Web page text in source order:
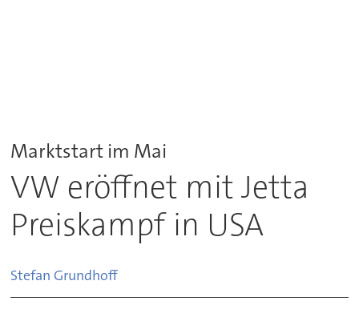
Marktstart im Mai
VW eröffnet mit Jetta
Preiskampf in USA
Stefan Grundhoff